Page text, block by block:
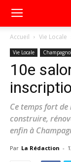
Accueil Vie Locale
Vie Locale
10e
Ce temps fort de
construire,
enfin à
Par La Rédaction -